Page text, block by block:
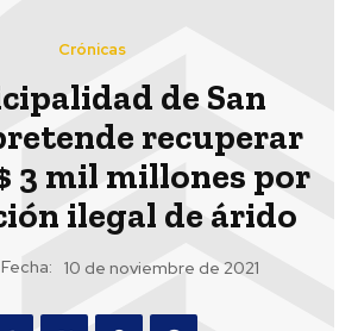
Crónicas
de San
recuperar
3 mil millones por
ilegal de árido
Fecha: 10 de noviembre de 2021